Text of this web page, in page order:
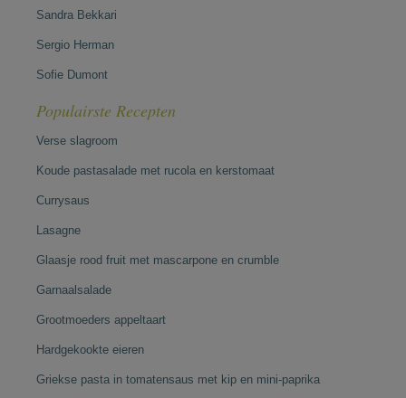
Sandra Bekkari
Sergio Herman
Sofie Dumont
Populairste Recepten
Verse slagroom
Koude pastasalade met rucola en kerstomaat
Currysaus
Lasagne
Glaasje rood fruit met mascarpone en crumble
Garnaalsalade
Grootmoeders appeltaart
Hardgekookte eieren
Griekse pasta in tomatensaus met kip en mini-paprika